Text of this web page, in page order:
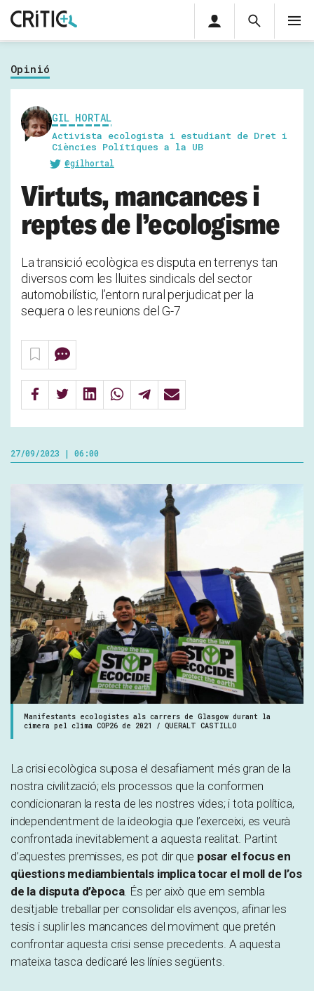
Cerca
Cerca
privada
Inicia sessió
Opinió
GIL HORTAL
Activista ecologista i estudiant de Dret i
Ciències Polítiques a la UB
@gilhortal
Virtuts, mancances i
reptes de l’ecologisme
La transició ecològica es disputa en terrenys tan
diversos com les lluites sindicals del sector
automobilístic, l’entorn rural perjudicat per la
sequera o les reunions del G-7
27/09/2023 | 06:00
Manifestants ecologistes als carrers de Glasgow durant la
cimera pel clima COP26 de 2021 / QUERALT CASTILLO
La crisi ecològica suposa el desafiament més gran de la
nostra civilització; els processos que la conformen
condicionaran la resta de les nostres vides; i tota política,
independentment de la ideologia que l’exerceixi, es veurà
confrontada inevitablement a aquesta realitat. Partint
d’aquestes premisses, es pot dir que posar el focus en
qüestions mediambientals implica tocar el moll de l’os
de la disputa d’època. És per això que em sembla
desitjable treballar per consolidar els avenços, afinar les
tesis i suplir les mancances del moviment que pretén
confrontar aquesta crisi sense precedents. A aquesta
mateixa tasca dedicaré les línies següents.